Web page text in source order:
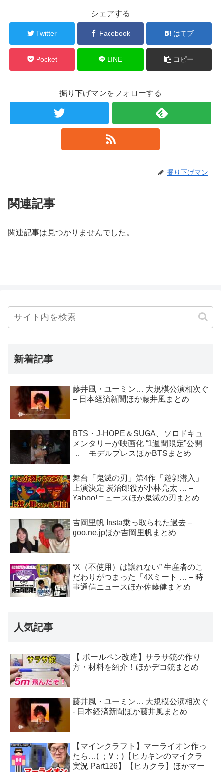
シェアする
Twitter Facebook はてブ
Pocket LINE コピー
掘り下げマンをフォローする
掘り下げマン
関連記事
関連記事は見つかりませんでした。
新着記事
藤井風・ユーミン… 大規模公演相次ぐ
– 日本経済新聞ほか藤井風まとめ
BTS・J-HOPE＆SUGA、ソロドキュ
メンタリーが映画化 “1週間限定”公開
… – モデルプレスほかBTSまとめ
舞台「鬼滅の刃」第4作「遊郭潜入」
上演決定 炭治郎役が小林亮太 … –
Yahoo!ニュースほか鬼滅の刃まとめ
吉岡里帆 Insta乗っ取られた過去 –
goo.ne.jpほか吉岡里帆まとめ
“X（不使用）は譲れない” 生産者のこ
だわりがつまった「4Xミート … – 時
事通信ニュースほか佐藤健まとめ
人気記事
【 ボールペン改造】サラサ銃の作り
方・材料を紹介！ほかデコ銃まとめ
藤井風・ユーミン… 大規模公演相次ぐ
- 日本経済新聞ほか藤井風まとめ
【マインクラフト】マーライオン作っ
たら…( ；∀；)【ヒカキンのマイクラ
実況 Part126】【ヒカクラ】ほかマー